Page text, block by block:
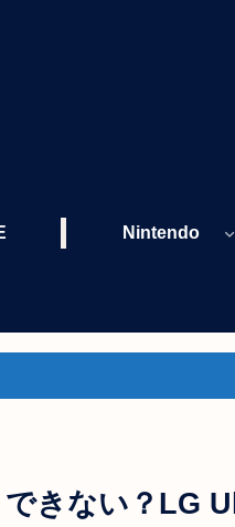
Nintendo
できない？LG